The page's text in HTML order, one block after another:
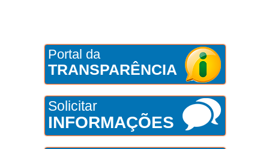
Portal da
TRANSPARÊNCIA
Solicitar
INFORMAÇÕES